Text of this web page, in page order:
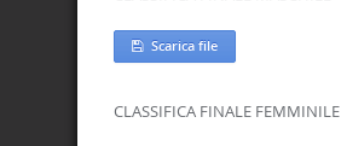
Scarica file
CLASSIFICA FINALE FEMMINILE